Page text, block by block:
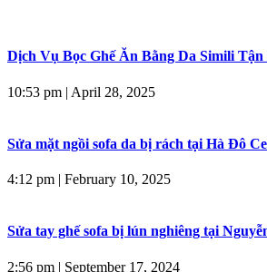
Dịch Vụ Bọc Ghế Ăn Bằng Da Simili
10:53 pm | April 28, 2025
Sửa mặt ngồi sofa da bị rách tại Hà Đô
4:12 pm | February 10, 2025
Sửa tay ghế sofa bị lún nghiêng tại
2:56 pm | September 17, 2024